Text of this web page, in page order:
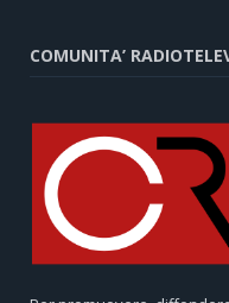
COMUNITA’